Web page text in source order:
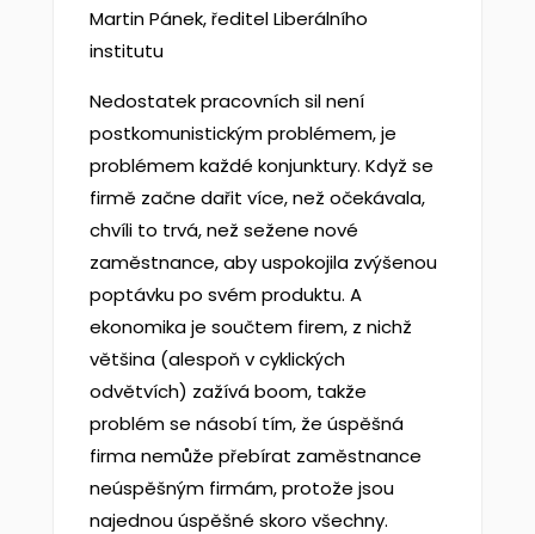
Martin Pánek, ředitel Liberálního
institutu
Nedostatek pracovních sil není
postkomunistickým problémem, je
problémem každé konjunktury. Když se
firmě začne dařit více, než očekávala,
chvíli to trvá, než sežene nové
zaměstnance, aby uspokojila zvýšenou
poptávku po svém produktu. A
ekonomika je součtem firem, z nichž
většina (alespoň v cyklických
odvětvích) zažívá boom, takže
problém se násobí tím, že úspěšná
firma nemůže přebírat zaměstnance
neúspěšným firmám, protože jsou
najednou úspěšné skoro všechny.